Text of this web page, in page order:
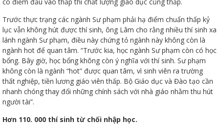
Trước thực trạng các ngành Sư phạm phải hạ điểm chuẩn thấp kỷ
lục vẫn không hút được thí sinh, ông Lâm cho rằng nhiều thí sinh xa
lánh ngành Sư phạm, điều này chứng tỏ ngành này không còn là
ngành hot để quan tâm. “Trước kia, học ngành Sư phạm còn có học
bổng. Bây giờ, học bổng không còn ý nghĩa với thí sinh. Sư phạm
không còn là ngành “hot” được quan tâm, vì sinh viên ra trường
thất nghiệp, tiền lương giáo viên thấp. Bộ Giáo dục và Đào tạo cần
nhanh chóng thay đổi những chính sách với nhà giáo nhằm thu hút
người tài”.
Hơn 110. 000 thí sinh từ chối nhập học.